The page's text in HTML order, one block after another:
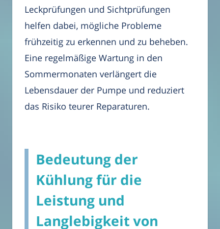
Leckprüfungen und Sichtprüfungen
helfen dabei, mögliche Probleme
frühzeitig zu erkennen und zu beheben.
Eine regelmäßige Wartung in den
Sommermonaten verlängert die
Lebensdauer der Pumpe und reduziert
das Risiko teurer Reparaturen.
Bedeutung der
Kühlung für die
Leistung und
Langlebigkeit von